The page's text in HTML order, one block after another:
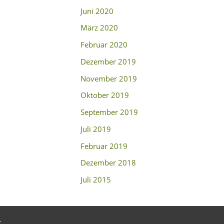
Juni 2020
März 2020
Februar 2020
Dezember 2019
November 2019
Oktober 2019
September 2019
Juli 2019
Februar 2019
Dezember 2018
Juli 2015